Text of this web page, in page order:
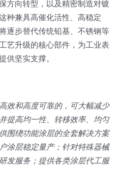
方向转型，以及精密制造对镀
种兼具高催化活性、高稳定
逐步替代传统铅基、不锈钢等
艺升级的核心部件，为工业表
供坚实支撑。
效和高度可靠的，可大幅减少
提高均一性、转移效率、均匀
围绕功能涂层的全套解决方案
涂层稳定量产；针对特殊器械
发服务；提供各类涂层代工服